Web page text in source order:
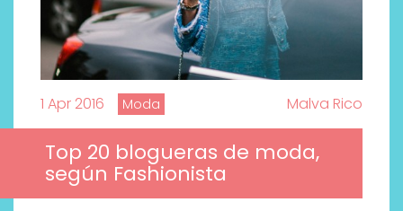
1 Apr 2016 Moda Malva Rico
Top 20 blogueras de moda,
según Fashionista